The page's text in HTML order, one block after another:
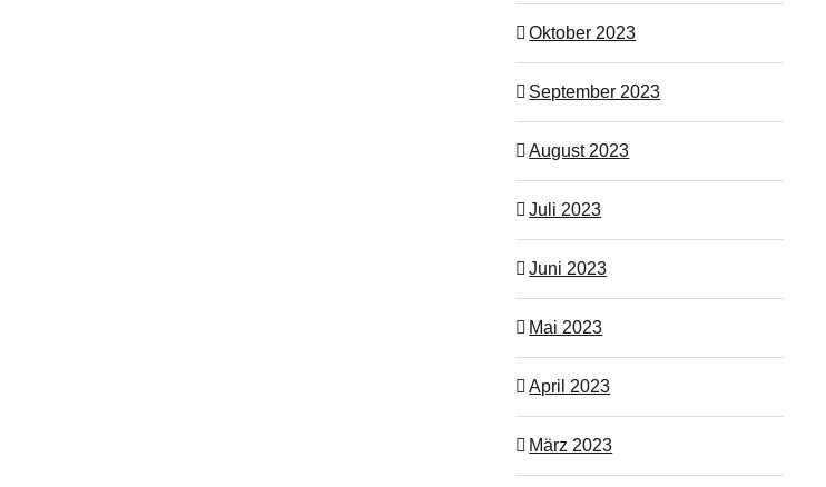
Oktober 2023
September 2023
August 2023
Juli 2023
Juni 2023
Mai 2023
April 2023
März 2023